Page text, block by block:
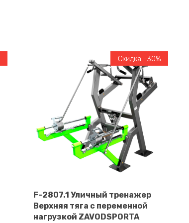
В корзину
Скидка -30%
F-2807.1 Уличный тренажер
Верхняя тяга с переменной
нагрузкой ZAVODSPORTA